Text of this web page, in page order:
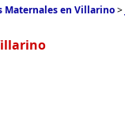
Maternales en Villarino>